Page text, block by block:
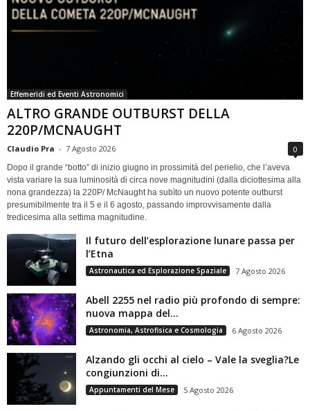
Effemeridi ed Eventi Astronomici
ALTRO GRANDE OUTBURST DELLA
220P/MCNAUGHT
Claudio Pra - 7 Agosto 2026 0
Dopo il grande “botto” di inizio giugno in prossimità del perielio, che l’aveva
vista variare la sua luminosità di circa nove magnitudini (dalla diciottesima alla
nona grandezza) la 220P/ McNaught ha subìto un nuovo potente outburst
presumibilmente tra il 5 e il 6 agosto, passando improvvisamente dalla
tredicesima alla settima magnitudine.
Il futuro dell’esplorazione lunare passa per
l’Etna
Astronautica ed Esplorazione Spaziale 7 Agosto 2026
Abell 2255 nel radio più profondo di sempre:
nuova mappa del...
Astronomia, Astrofisica e Cosmologia 6 Agosto 2026
Alzando gli occhi al cielo – Vale la sveglia?Le
congiunzioni di...
Appuntamenti del Mese 5 Agosto 2026